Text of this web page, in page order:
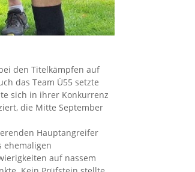
den Titelkämpfen auf
das Team Ü55 setzte
sich in ihrer Konkurrenz
die Mitte September
Hauptangreifer
ehemaligen
auf nassem